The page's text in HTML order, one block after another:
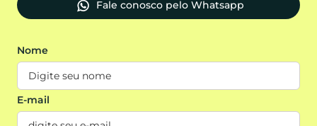
Fale conosco pelo Whatsapp
Nome
E-mail